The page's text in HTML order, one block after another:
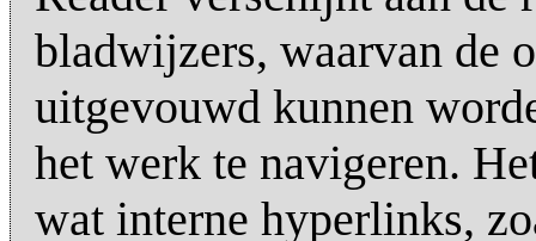
bladwijzers, waarvan de
uitgevouwd kunnen
het werk te navigeren.
wat interne hyperlinks,